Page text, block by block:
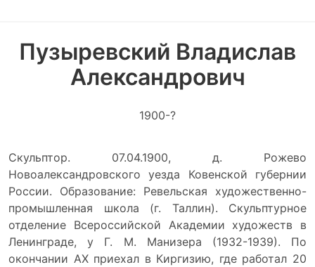
Пузыревский Владислав
Александрович
1900-?
Скульптор. 07.04.1900, д. Рожево
Новоалександровского уезда Ковенской губернии
России. Образование: Ревельская художественно-
промышленная школа (г. Таллин). Скульптурное
отделение Всероссийской Академии художеств в
Ленинграде, у Г. М. Манизера (1932-1939). По
окончании АХ приехал в Киргизию, где работал 20